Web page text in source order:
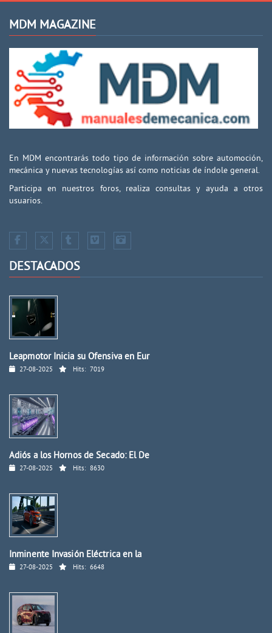
MDM MAGAZINE
En MDM encontrarás todo tipo de información sobre automoción,
mecánica y nuevas tecnologías así como noticias de índole general.
Participa en nuestros foros, realiza consultas y ayuda a otros
usuarios.
DESTACADOS
Leapmotor Inicia su Ofensiva en Eur
27-08-2025 Hits: 7019
Adiós a los Hornos de Secado: El De
27-08-2025 Hits: 8630
Inminente Invasión Eléctrica en la
27-08-2025 Hits: 6648